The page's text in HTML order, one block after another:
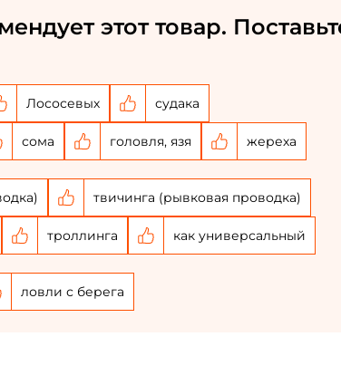
этот товар.
Лососевых судака
сома головля, язя жереха
твичинга (рывковая проводка)
троллинга как универсальный
ловли с берега